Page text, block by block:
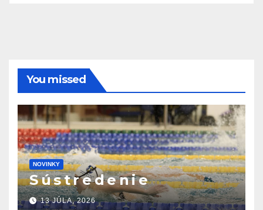
You missed
NOVINKY
S ú s t r e d e n i e
13 JÚLA, 2026